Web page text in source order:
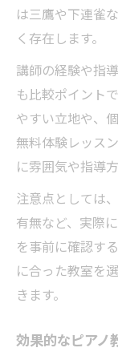
は三鷹や下連雀
く存在します。
講師の経験や指
も比較ポイント
やすい立地や、
無料体験レッス
に雰囲気や指導
注意点としては
有無など、実際
を事前に確認す
に合った教室を
きます。
効果的なピアノ